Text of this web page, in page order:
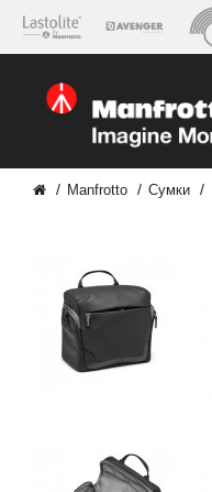
Manfrotto Сумки